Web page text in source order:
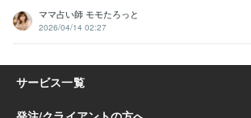
ママ占い師 モモたろっと
2026/04/14 02:27